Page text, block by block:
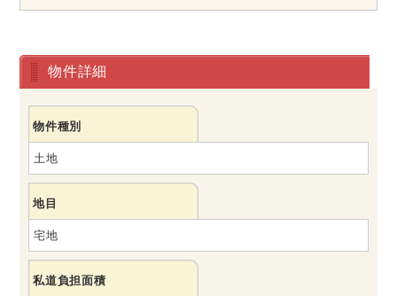
物件詳細
物件種別
土地
地目
宅地
私道負担面積